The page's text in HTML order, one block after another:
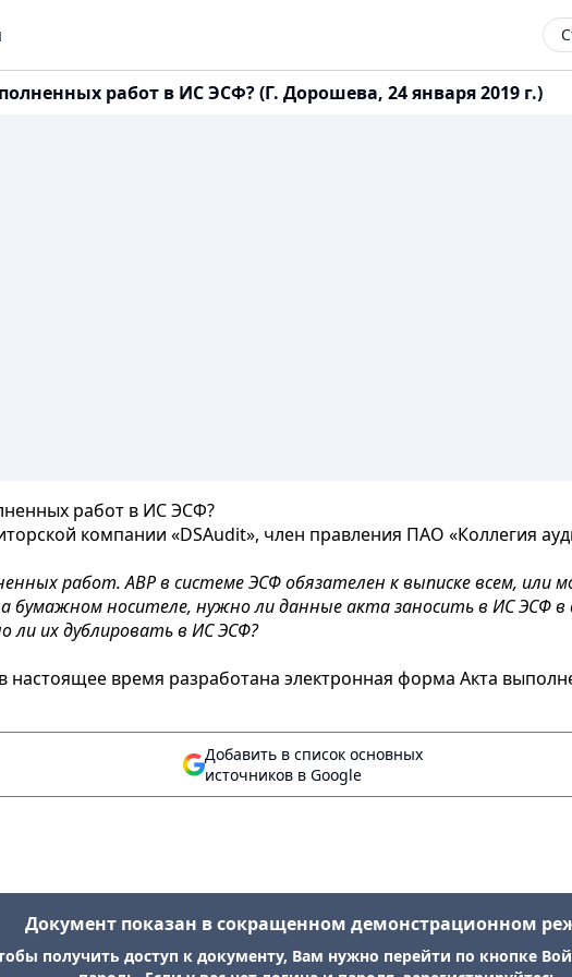
работ в ИС ЭСФ? (Г. Дорошева, 24 января 2019 г.)
работ в ИС ЭСФ?
компании «DSAudit», член правления ПАО «Коллегия
работ. АВР в системе ЭСФ обязателен к выписке всем,
бумажном носителе, нужно ли данные акта заносить в ИС ЭСФ
их дублировать в ИС ЭСФ?
настоящее время разработана электронная форма Акта
Добавить в список основных
источников в Google
Документ показан в сокращенном демонстрационном
получить доступ к документу, Вам нужно перейти по кнопке